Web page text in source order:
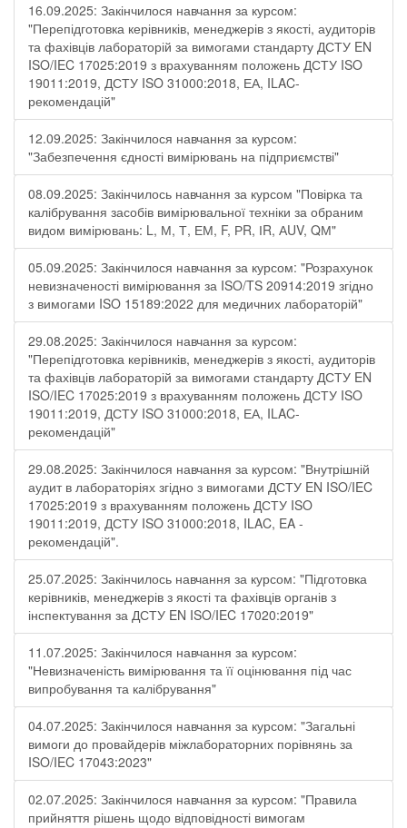
16.09.2025: Закінчилося навчання за курсом:
"Перепідготовка керівників, менеджерів з якості, аудиторів
та фахівців лабораторій за вимогами стандарту ДСТУ EN
ISO/IEC 17025:2019 з врахуванням положень ДСТУ ISO
19011:2019, ДСТУ ISO 31000:2018, ЕА, ILAC-
рекомендацій"
12.09.2025: Закінчилося навчання за курсом:
"Забезпечення єдності вимірювань на підприємстві"
08.09.2025: Закінчилось навчання за курсом "Повірка та
калібрування засобів вимірювальної техніки за обраним
видом вимірювань: L, М, Т, ЕМ, F, РR, ІR, АUV, QМ"
05.09.2025: Закінчилося навчання за курсом: "Розрахунок
невизначеності вимірювання за ISO/TS 20914:2019 згідно
з вимогами ISO 15189:2022 для медичних лабораторій"
29.08.2025: Закінчилося навчання за курсом:
"Перепідготовка керівників, менеджерів з якості, аудиторів
та фахівців лабораторій за вимогами стандарту ДСТУ EN
ISO/IEC 17025:2019 з врахуванням положень ДСТУ ISO
19011:2019, ДСТУ ISO 31000:2018, ЕА, ILAC-
рекомендацій"
29.08.2025: Закінчилося навчання за курсом: "Внутрішній
аудит в лабораторіях згідно з вимогами ДСТУ EN ISO/IEC
17025:2019 з врахуванням положень ДСТУ ISO
19011:2019, ДСТУ ISO 31000:2018, ILAC, EA -
рекомендацій".
25.07.2025: Закінчилось навчання за курсом: "Підготовка
керівників, менеджерів з якості та фахівців органів з
інспектування за ДСТУ EN ISO/IEC 17020:2019"
11.07.2025: Закінчилося навчання за курсом:
"Невизначеність вимірювання та її оцінювання під час
випробування та калібрування"
04.07.2025: Закінчилося навчання за курсом: "Загальні
вимоги до провайдерів міжлабораторних порівнянь за
ISO/IEC 17043:2023"
02.07.2025: Закінчилося навчання за курсом: "Правила
прийняття рішень щодо відповідності вимогам